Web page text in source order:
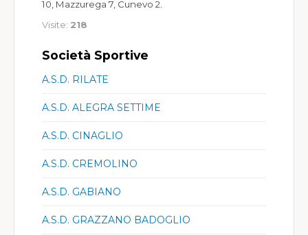
10, Mazzurega 7, Cunevo 2.
Visite: 218
Società Sportive
A.S.D. RILATE
A.S.D. ALEGRA SETTIME
A.S.D. CINAGLIO
A.S.D. CREMOLINO
A.S.D. GABIANO
A.S.D. GRAZZANO BADOGLIO